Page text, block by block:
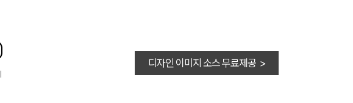
디자인 이미지 소스 무료제공 >